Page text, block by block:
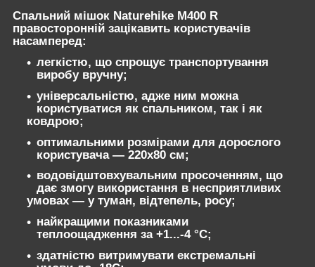
Спальний мішок Naturehike M400 R
правосторонній зацікавить користувачів
насамперед:
легкістю, що спрощує транспортування
виробу вручну;
універсальністю, адже ним можна
користуватися як спальником, так і як
ковдрою;
оптимальними розмірами для дорослого
користувача — 220x80 см;
водовідштовхувальним просоченням, що
дає змогу використання в несприятливих
умовах — у туман, відтепель, росу;
найкращими показниками
теплоощадження за +1...-4 °C;
здатністю витримувати екстремальні